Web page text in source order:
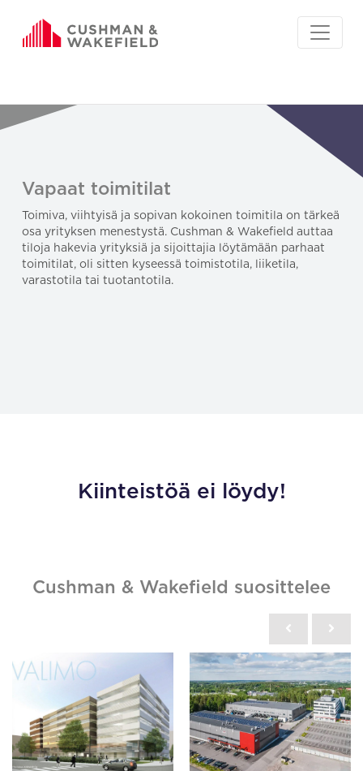
Vapaat toimitilat
Toimiva, viihtyisä ja sopivan kokoinen toimitila on tärkeä
osa yrityksen menestystä. Cushman & Wakefield auttaa
tiloja hakevia yrityksiä ja sijoittajia löytämään parhaat
toimitilat, oli sitten kyseessä toimistotila, liiketila,
varastotila tai tuotantotila.
Kiinteistöä ei löydy!
Cushman & Wakefield suosittelee